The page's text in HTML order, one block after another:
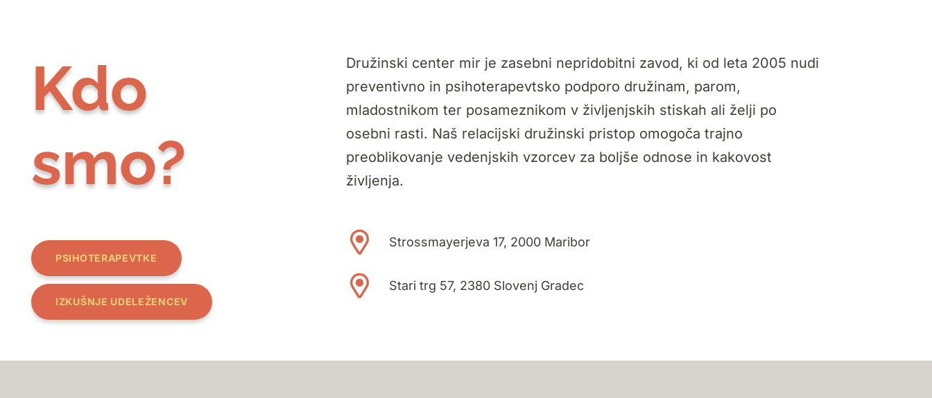
Kdo
smo?
PSIHOTERAPEVTKE
IZKUŠNJE UDELEŽENCEV
Družinski center mir je zasebni nepridobitni zavod, ki od leta 2005 nudi
preventivno in psihoterapevtsko podporo družinam, parom,
mladostnikom ter posameznikom v življenjskih stiskah ali želji po
osebni rasti. Naš relacijski družinski pristop omogoča trajno
preoblikovanje vedenjskih vzorcev za boljše odnose in kakovost
življenja.
Strossmayerjeva 17, 2000 Maribor
Stari trg 57, 2380 Slovenj Gradec